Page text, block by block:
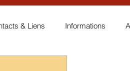
& Liens Informations